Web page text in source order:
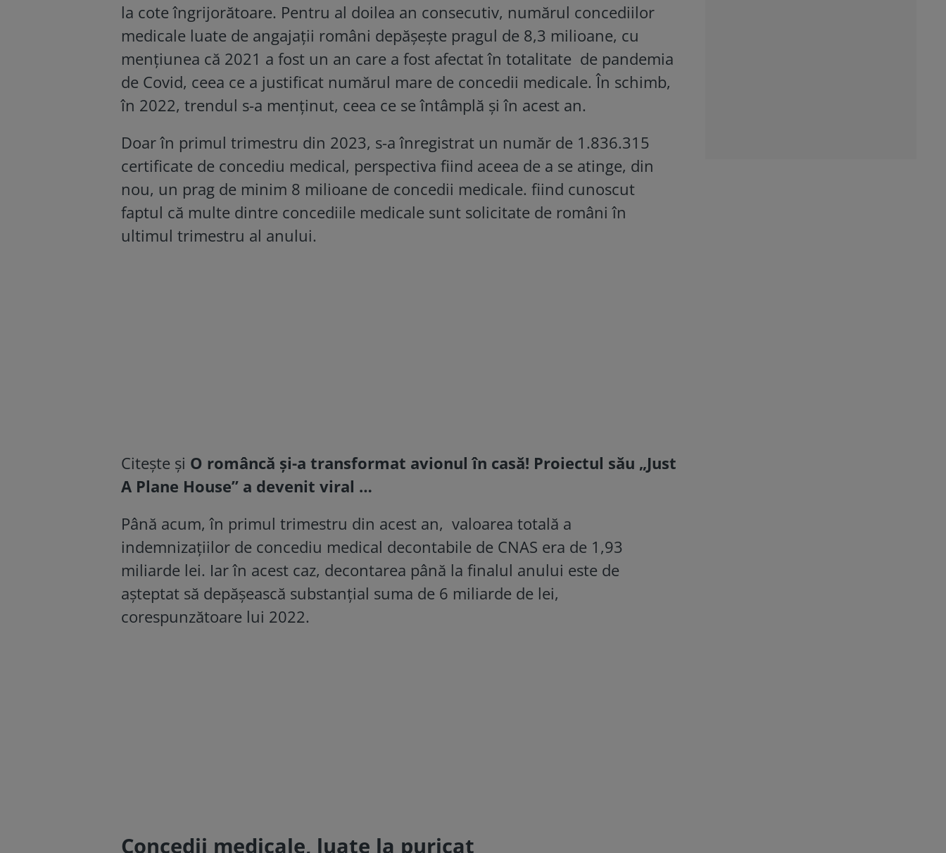
la cote îngrijorătoare. Pentru al doilea an consecutiv, numărul concediilor
medicale luate de angajații români depășește pragul de 8,3 milioane, cu
mențiunea că 2021 a fost un an care a fost afectat în totalitate de pandemia
de Covid, ceea ce a justificat numărul mare de concedii medicale. În schimb,
în 2022, trendul s-a menținut, ceea ce se întâmplă și în acest an.
Doar în primul trimestru din 2023, s-a înregistrat un număr de 1.836.315
certificate de concediu medical, perspectiva fiind aceea de a se atinge, din
nou, un prag de minim 8 milioane de concedii medicale. fiind cunoscut
faptul că multe dintre concediile medicale sunt solicitate de români în
ultimul trimestru al anului.
Citește și O româncă și-a transformat avionul în casă! Proiectul său „Just
A Plane House” a devenit viral …
Până acum, în primul trimestru din acest an, valoarea totală a
indemnizaţiilor de concediu medical decontabile de CNAS era de 1,93
miliarde lei. Iar în acest caz, decontarea până la finalul anului este de
așteptat să depășească substanțial suma de 6 miliarde de lei,
corespunzătoare lui 2022.
Concedii medicale, luate la puricat